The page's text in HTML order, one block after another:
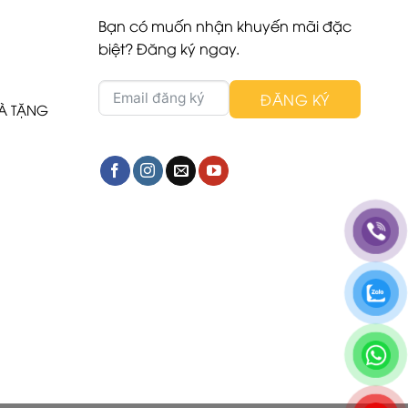
TẶNG
Bạn có muốn nhận khuyến mãi đặc
biệt? Đăng ký ngay.
ĐĂNG KÝ